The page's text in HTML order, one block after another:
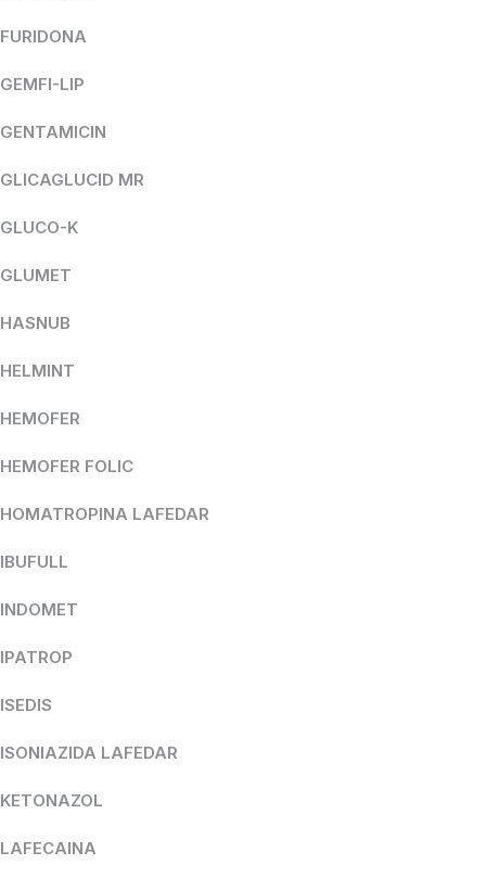
FURIDONA
GEMFI-LIP
GENTAMICIN
GLICAGLUCID MR
GLUCO-K
GLUMET
HASNUB
HELMINT
HEMOFER
HEMOFER FOLIC
HOMATROPINA LAFEDAR
IBUFULL
INDOMET
IPATROP
ISEDIS
ISONIAZIDA LAFEDAR
KETONAZOL
LAFECAINA